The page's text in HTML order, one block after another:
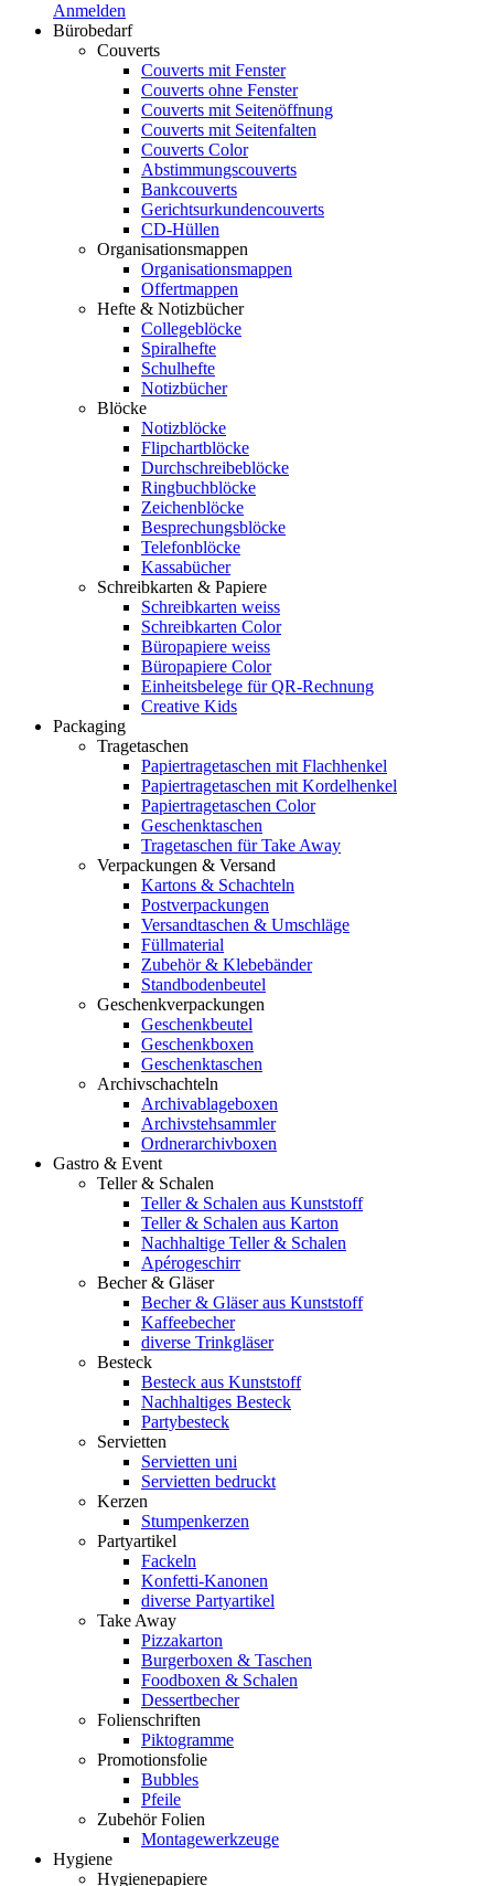
Anmelden
Bürobedarf
Couverts
Couverts mit Fenster
Couverts ohne Fenster
Couverts mit Seitenöffnung
Couverts mit Seitenfalten
Couverts Color
Abstimmungscouverts
Bankcouverts
Gerichtsurkundencouverts
CD-Hüllen
Organisationsmappen
Organisationsmappen
Offertmappen
Hefte & Notizbücher
Collegeblöcke
Spiralhefte
Schulhefte
Notizbücher
Blöcke
Notizblöcke
Flipchartblöcke
Durchschreibeblöcke
Ringbuchblöcke
Zeichenblöcke
Besprechungsblöcke
Telefonblöcke
Kassabücher
Schreibkarten & Papiere
Schreibkarten weiss
Schreibkarten Color
Büropapiere weiss
Büropapiere Color
Einheitsbelege für QR-Rechnung
Creative Kids
Packaging
Tragetaschen
Papiertragetaschen mit Flachhenkel
Papiertragetaschen mit Kordelhenkel
Papiertragetaschen Color
Geschenktaschen
Tragetaschen für Take Away
Verpackungen & Versand
Kartons & Schachteln
Postverpackungen
Versandtaschen & Umschläge
Füllmaterial
Zubehör & Klebebänder
Standbodenbeutel
Geschenkverpackungen
Geschenkbeutel
Geschenkboxen
Geschenktaschen
Archivschachteln
Archivablageboxen
Archivstehsammler
Ordnerarchivboxen
Gastro & Event
Teller & Schalen
Teller & Schalen aus Kunststoff
Teller & Schalen aus Karton
Nachhaltige Teller & Schalen
Apérogeschirr
Becher & Gläser
Becher & Gläser aus Kunststoff
Kaffeebecher
diverse Trinkgläser
Besteck
Besteck aus Kunststoff
Nachhaltiges Besteck
Partybesteck
Servietten
Servietten uni
Servietten bedruckt
Kerzen
Stumpenkerzen
Partyartikel
Fackeln
Konfetti-Kanonen
diverse Partyartikel
Take Away
Pizzakarton
Burgerboxen & Taschen
Foodboxen & Schalen
Dessertbecher
Folienschriften
Piktogramme
Promotionsfolie
Bubbles
Pfeile
Zubehör Folien
Montagewerkzeuge
Hygiene
Hygienepapiere